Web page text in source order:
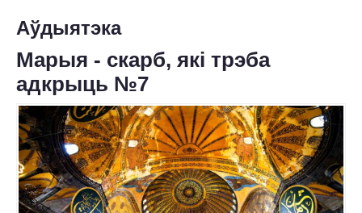
ПРАГРАМА
АЎДЫЯТЭКА
ПРА НАС
АХВЯРАВАННІ
КАНТАКТЫ
Аўдыятэка
Марыя - скарб, які трэба
адкрыць №7